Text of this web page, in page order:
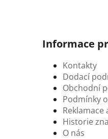
Informace
Kontakty
Dodací
Obchodní
Podmínky
Reklamace
Historie
O nás